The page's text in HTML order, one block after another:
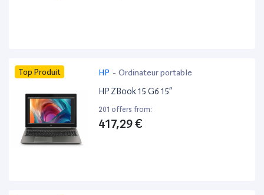
Top Produit HP - Ordinateur portable
HP ZBook 15 G6 15”
201 offers from:
417,29 €